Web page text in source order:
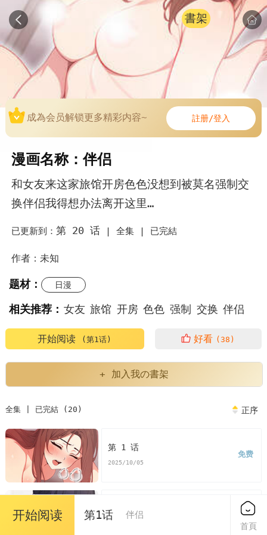
書架
成為会员解锁更多精彩内容~ 註册/登入
漫画名称：伴侣
和女友来这家旅馆开房色色没想到被莫名强制交
换伴侣我得想办法离开这里…
已更新到： 第 20 话| 全集 | 已完結
作者：未知
题材： 日漫
相关推荐： 女友 旅馆 开房 色色 强制 交换 伴侣
开始阅读 (第1话) 好看 (38)
+ 加入我の書架
全集 | 已完結 (20) 正序
第 1 话
2025/10/05
免费
第 2 话
免费
开始阅读 第1话 伴侣
首頁